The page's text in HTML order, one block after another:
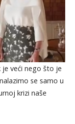
je veći nego što je
se samo u
krizi naše